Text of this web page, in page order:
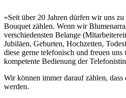
«Seit über 20 Jahren dürfen wir uns
Bouquet zählen. Wenn wir
verschiedensten Belange
Jubiläen, Geburten, Hochzeiten,
diese gerne telefonisch und freuen
kompetente Bedienung der
Wir können immer darauf zählen,
werden.